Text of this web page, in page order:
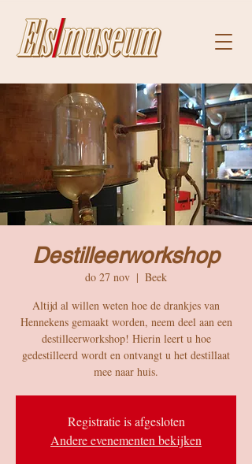
Destilleerworkshop
do 27 nov
  |
Beek
Altijd al willen weten hoe de drankjes van
Hennekens gemaakt worden, neem deel aan een
destilleerworkshop! Hierin leert u hoe
gedestilleerd wordt en ontvangt u het destillaat
mee naar huis.
Registratie is afgesloten
Andere evenementen bekijken